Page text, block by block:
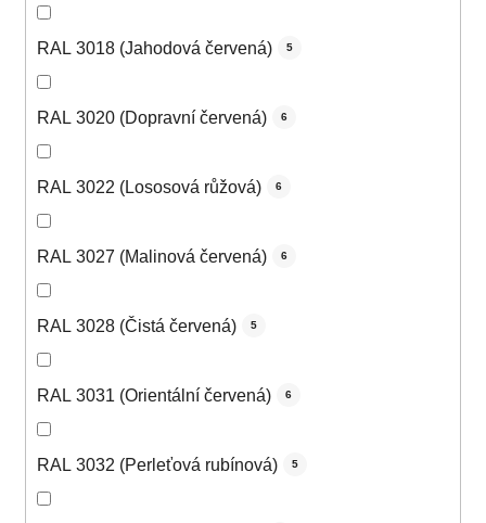
RAL 3018 (Jahodová červená) 5
RAL 3020 (Dopravní červená) 6
RAL 3022 (Lososová růžová) 6
RAL 3027 (Malinová červená) 6
RAL 3028 (Čistá červená) 5
RAL 3031 (Orientální červená) 6
RAL 3032 (Perleťová rubínová) 5